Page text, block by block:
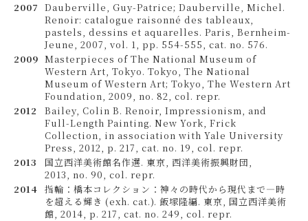
2007 Dauberville, Guy-Patrice; Dauberville, Michel.
Renoir: catalogue raisonné des tableaux,
pastels, dessins et aquarelles. Paris, Bernheim-
Jeune, 2007, vol. 1, pp. 554-555, cat. no. 576.
2009 Masterpieces of The National Museum of
Western Art, Tokyo. Tokyo, The National
Museum of Western Art; Tokyo, The Western Art
Foundation, 2009, no. 82, col. repr.
2012
Bailey, Colin B. Renoir, Impressionism, and
Full-Length Painting. New York, Frick
Collection, in association with Yale University
Press, 2012, p. 217, cat. no. 19, col. repr.
2013
国立西洋美術館名作選. 東京, 西洋美術振興財団,
2013, no. 90, col. repr.
2014 指輪：橋本コレクション：神々の時代から現代まで—時
を超える輝き (exh. cat.). 飯塚隆編. 東京, 国立西洋美術
館, 2014, p. 217, cat. no. 249, col. repr.